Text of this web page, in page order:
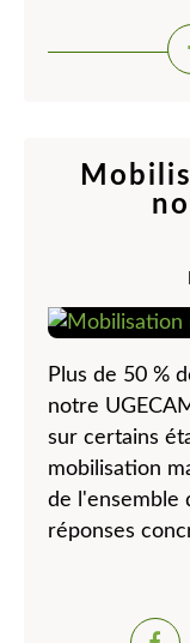
Plus de 50 %
notre
sur certains
mobilisation
de l'ensemble
réponses